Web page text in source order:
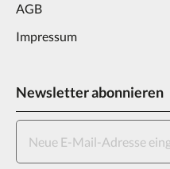
AGB
Impressum
Newsletter abonnieren